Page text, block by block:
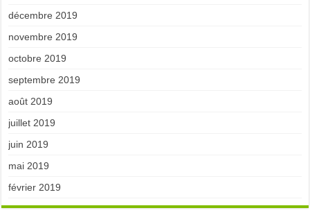
décembre 2019
novembre 2019
octobre 2019
septembre 2019
août 2019
juillet 2019
juin 2019
mai 2019
février 2019